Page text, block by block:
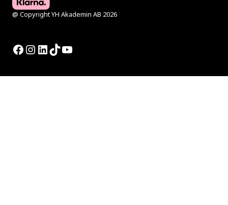
@ Copyright YH Akademin AB 2026
Facebook
Instagram
LinkedIn
TikTok
YouTube